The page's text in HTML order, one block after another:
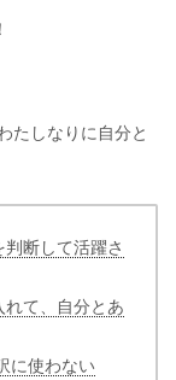
たしなりに自分と
断して活躍さ
れて、自分とあ
に使わない